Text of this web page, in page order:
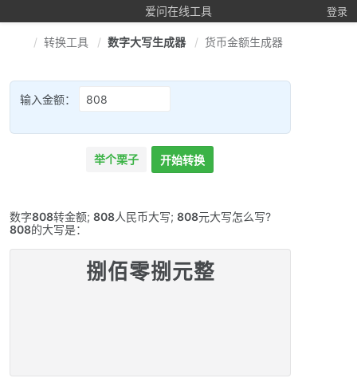
爱问在线工具 登录
转换工具 数字大写生成器 货币金额生成器
输入金额：
举个栗子 开始转换
数字808转金额; 808人民币大写; 808元大写怎么写?
808的大写是：
捌佰零捌元整